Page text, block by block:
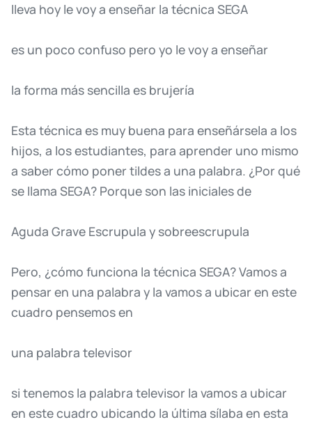
lleva hoy levoya enseñar la técnica SEGA
es un poco confuso pero yo levoya enseñar
la forma más sencilla es brujería
Esta técnica es muy buena para enseñársela a los
hijos, a losestudiantes, para aprender uno mismo
a saber cómo poner tildesa una palabra. ¿Por qué
se llama SEGA? Porque son las inicialesde
Aguda Grave Escrupula y sobreescrupula
Pero, ¿cómo funciona la técnica SEGA?Vamosa
pensar en una palabra y la vamosa ubicar en este
cuadro pensemosen
una palabra televisor
si tenemos la palabra televisor la vamosa ubicar
en estecuadro ubicando la última sílaba en esta